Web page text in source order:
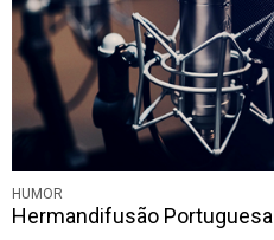
HUMOR
Hermandifusão Portuguesa